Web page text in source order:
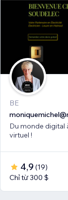
BE
Du monde digital
virtuel !
4,9 (19)
Chỉ từ 300 $